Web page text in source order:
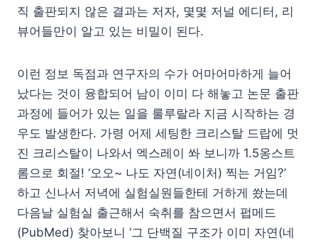
직 출판되지 않은 결과는 저자, 몇몇 저널 에디터, 리
뷰어들만이 알고 있는 비밀이 된다.
이런 정보 독점과 연구자의 수가 어마어마하게 늘어
났다는 것이 융합되어 남이 이미 다 해놓고 논문 출판
과정에 들어가 있는 일을 룰루랄라 지금 시작하는 경
우도 발생한다. 가령 어제 세팅한 크리스탈 드랍에 멋
진 크리스탈이 나와서 엑스레이 쏴 보니까 1.5옹스트
롬으로 회절! ‘오오~ 나도 자연(네이처) 찍는 거임?’
하고 신나서 저녁에 실험실원들한테 거하게 쐈는데
다음날 실험실 출근해서 숙취를 참으면서 펍메드
(PubMed) 찾아보니 ‘그 단백질 구조가 이미 자연(네